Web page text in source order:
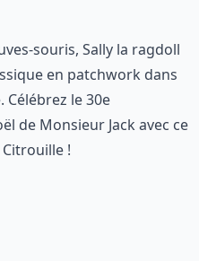
souris, Sally la ragdoll
en patchwork dans
Célébrez le 30e
de Monsieur Jack avec ce
!